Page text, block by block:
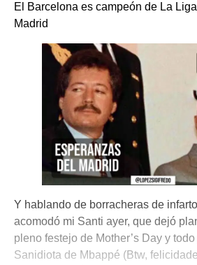
El Barcelona es campeón de La
Madrid
Y hablando de borracheras de
acomodó mi Santi ayer, que dejó
pleno festejo de Mother’s Day y todo
Sanidiota de Mbappé (Btw,